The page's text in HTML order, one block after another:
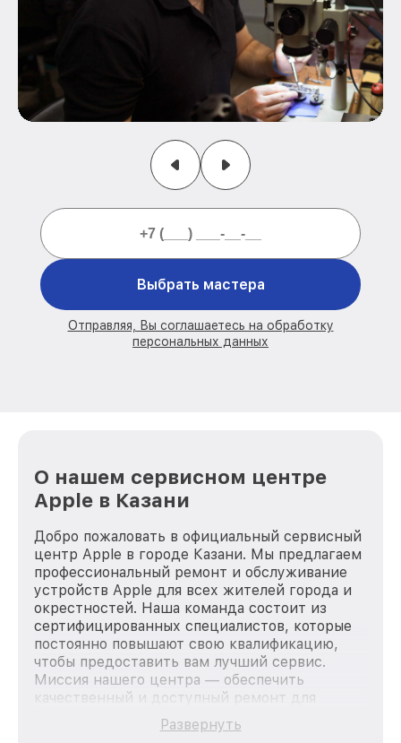
Выбрать мастера
Отправляя, Вы соглашаетесь на обработку
персональных данных
О нашем сервисном центре
Apple в Казани
Добро пожаловать в официальный сервисный
центр Apple в городе Казани. Мы предлагаем
профессиональный ремонт и обслуживание
устройств Apple для всех жителей города и
окрестностей. Наша команда состоит из
сертифицированных специалистов, которые
постоянно повышают свою квалификацию,
чтобы предоставить вам лучший сервис.
Миссия нашего центра — обеспечить
качественный и доступный ремонт для
каждого пользователя продукции Apple, вне
зависимости от сложности поломки. Мы
Развернуть